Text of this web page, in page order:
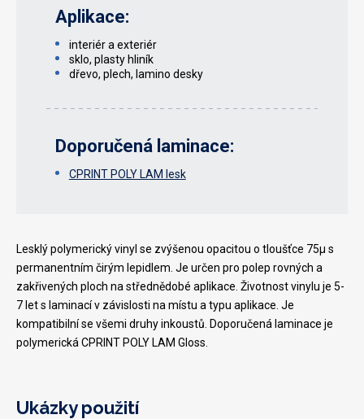
Lesklý polymerický vinyl se zvýšenou opacitou o tloušťce 75µ s
permanentním čirým lepidlem. Je určen pro polep rovných a
zakřivených ploch na střednědobé aplikace. Životnost vinylu je 5-
7 let s laminací v závislosti na místu a typu aplikace. Je
kompatibilní se všemi druhy inkoustů. Doporučená laminace je
polymerická CPRINT POLY LAM Gloss.
Ukázky použití
Aplikace:
interiér a exteriér
sklo, plasty hliník
dřevo, plech, lamino desky
Doporučená laminace:
CPRINT POLY LAM lesk